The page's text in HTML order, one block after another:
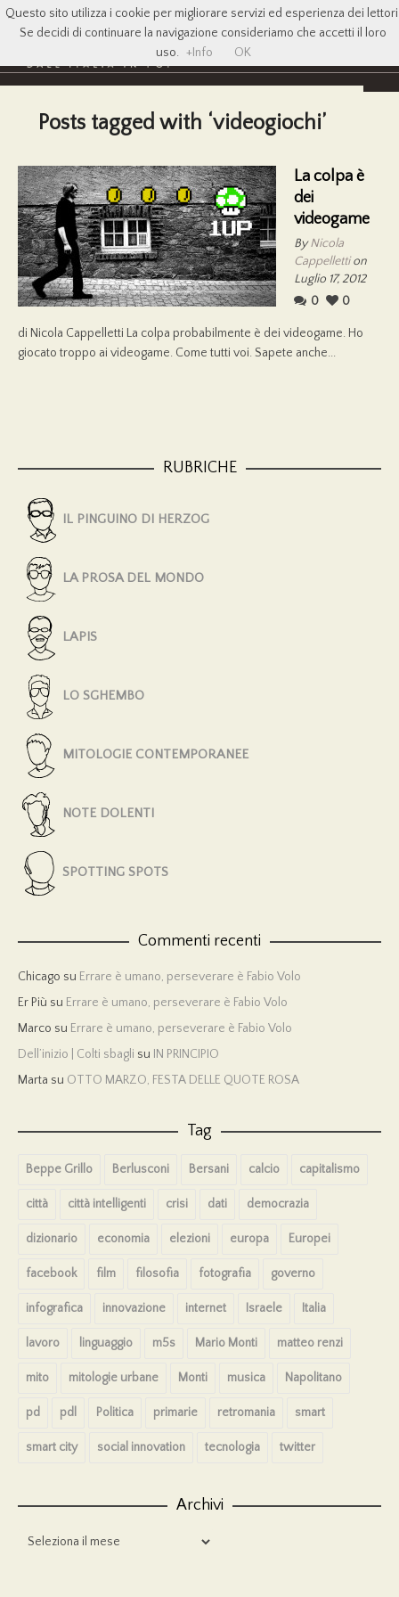
Posts tagged with ‘videogiochi’
La colpa è
dei
videogame
ByNicola
Cappellettion
Luglio 17, 2012
0
0
di Nicola Cappelletti La colpa probabilmente è dei videogame. Ho
giocato troppo ai videogame. Come tutti voi. Sapete anche...
RUBRICHE
IL PINGUINO DI HERZOG
LA PROSA DEL MONDO
LAPIS
LO SGHEMBO
MITOLOGIE CONTEMPORANEE
NOTE DOLENTI
SPOTTING SPOTS
Commenti recenti
Chicago su Errare è umano, perseverare è Fabio Volo
Er Più su Errare è umano, perseverare è Fabio Volo
Marco su Errare è umano, perseverare è Fabio Volo
Dell’inizio | Colti sbagli su IN PRINCIPIO
Marta su OTTO MARZO, FESTA DELLE QUOTE ROSA
Tag
Beppe Grillo Berlusconi Bersani calcio capitalismo
città città intelligenti crisi dati democrazia
dizionario economia elezioni europa Europei
facebook film filosofia fotografia governo
infografica innovazione internet Israele Italia
lavoro linguaggio m5s Mario Monti matteo renzi
mito mitologie urbane Monti musica Napolitano
pd pdl Politica primarie retromania smart
smart city social innovation tecnologia twitter
Archivi
Archivi
Questo sito utilizza i cookie per migliorare servizi ed esperienza dei
Se decidi di continuare la navigazione consideriamo che accetti il loro
uso. +Info OK